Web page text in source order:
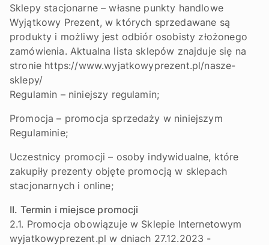
Sklepy stacjonarne – własne punkty handlowe
Wyjątkowy Prezent, w których sprzedawane są
produkty i możliwy jest odbiór osobisty złożonego
zamówienia. Aktualna lista sklepów znajduje się na
stronie https://www.wyjatkowyprezent.pl/nasze-
sklepy/
Regulamin – niniejszy regulamin;
Promocja – promocja sprzedaży w niniejszym
Regulaminie;
Uczestnicy promocji – osoby indywidualne, które
zakupiły prezenty objęte promocją w sklepach
stacjonarnych i online;
II. Termin i miejsce promocji
2.1. Promocja obowiązuje w Sklepie Internetowym
wyjatkowyprezent.pl w dniach 27.12.2023 -